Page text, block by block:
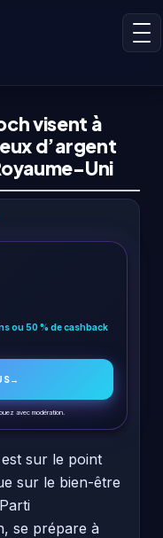
visent à
d’argent
Uni
ou 50 % de cashback
→
avec modération.
sur le point
sur le bien-être
se prépare à